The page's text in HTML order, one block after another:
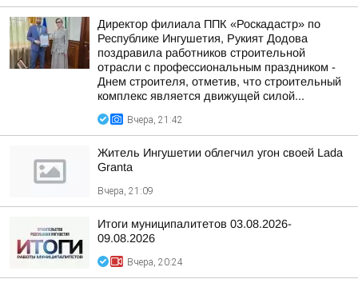
Директор филиала ППК «Роскадастр» по
Республике Ингушетия, Рукият Додова
поздравила работников строительной
отрасли с профессиональным праздником -
Днем строителя, отметив, что строительный
комплекс является движущей силой...
Вчера, 21:42
Житель Ингушетии облегчил угон своей Lada
Granta
Вчера, 21:09
Итоги муниципалитетов 03.08.2026-
09.08.2026
Вчера, 20:24